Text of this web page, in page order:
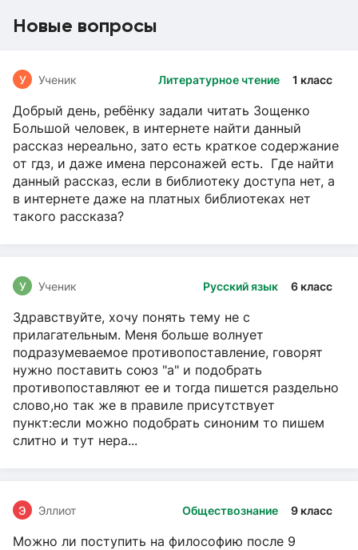
Новые вопросы
Литературное чтение 1 класс
У Ученик
Добрый день, ребёнку задали читать Зощенко
Большой человек, в интернете найти данный
рассказ нереально, зато есть краткое содержание
от гдз, и даже имена персонажей есть. Где найти
данный рассказ, если в библиотеку доступа нет, а
в интернете даже на платных библиотеках нет
такого рассказа?
Русский язык 6 класс
У Ученик
Здравствуйте, хочу понять тему не с
прилагательным. Меня больше волнует
подразумеваемое противопоставление, говорят
нужно поставить союз "а" и подобрать
противопоставляют ее и тогда пишется раздельно
слово,но так же в правиле присутствует
пункт:если можно подобрать синоним то пишем
слитно и тут нера...
Обществознание 9 класс
Э Эллиот
Можно ли поступить на философию после 9